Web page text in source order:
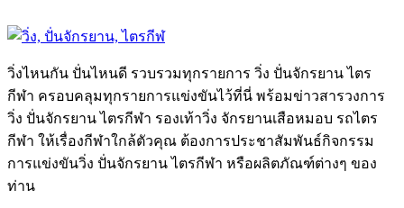
วิ่งไหนกัน ปั่นไหนดี รวบรวมทุกรายการ วิ่ง ปั่นจักรยาน ไตร
กีฬา ครอบคลุมทุกรายการแข่งขันไว้ที่นี่ พร้อมข่าวสารวงการ
วิ่ง ปั่นจักรยาน ไตรกีฬา รองเท้าวิ่ง จักรยานเสือหมอบ รถไตร
กีฬา ให้เรื่องกีฬาใกล้ตัวคุณ ต้องการประชาสัมพันธ์กิจกรรม
การแข่งขันวิ่ง ปั่นจักรยาน ไตรกีฬา หรือผลิตภัณฑ์ต่างๆ ของ
ท่าน